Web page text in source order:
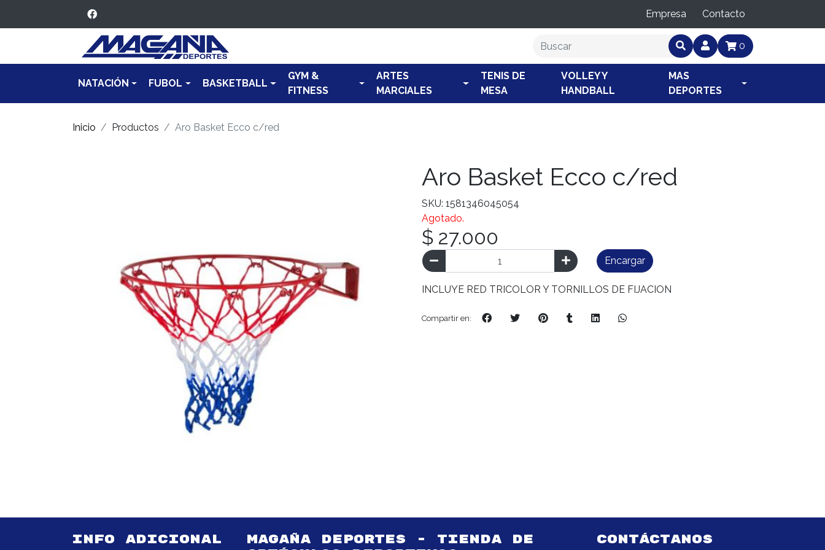
Empresa Contacto
0
NATACIÓN FUBOL BASKETBALL
GYM &
FITNESS
ARTES
MARCIALES
TENIS DE
MESA
VOLLEY Y
HANDBALL
MAS
DEPORTES
Inicio Productos Aro Basket Ecco c/red
Aro Basket Ecco c/red
SKU: 1581346045054
Agotado.
$ 27.000
Encargar
INCLUYE RED TRICOLOR Y TORNILLOS DE FIJACION
Compartir en:
INFO ADICIONAL
MAGAÑA DEPORTES - TIENDA DE
CONTÁCTANOS